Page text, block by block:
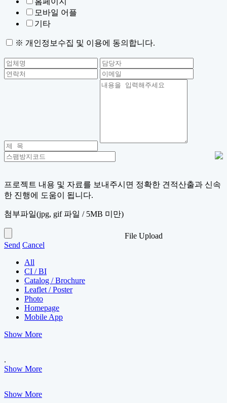
모바일 어플
기타
※ 개인정보수집 및 이용에 동의합니다.
프로젝트 내용 및 자료를 보내주시면 정확한 견적산출과 신속
한 진행에 도움이 됩니다.
첨부파일(jpg, gif 파일 / 5MB 미만)
File Upload
Send Cancel
All
CI / BI
Catalog / Brochure
Leaflet / Poster
Photo
Homepage
Mobile App
Show More
.
Show More
Show More